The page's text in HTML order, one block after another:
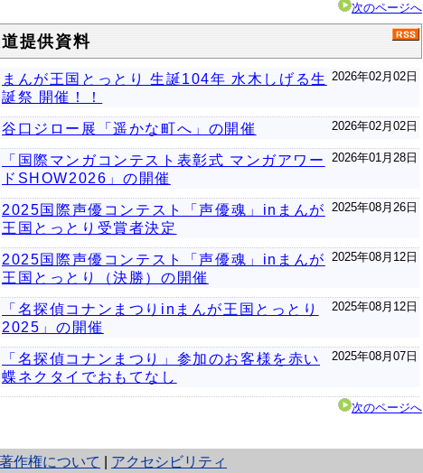
次のページへ
提供資料
2026年02月02日
まんが王国とっとり 生誕104年 水木しげる生
誕祭 開催！！
2026年02月02日
谷口ジロー展「遥かな町へ」の開催
2026年01月28日
「国際マンガコンテスト表彰式 マンガアワー
ドSHOW2026」の開催
2025年08月26日
2025国際声優コンテスト「声優魂」inまんが
王国とっとり受賞者決定
2025年08月12日
2025国際声優コンテスト「声優魂」inまんが
王国とっとり（決勝）の開催
2025年08月12日
「名探偵コナンまつりinまんが王国とっとり
2025」の開催
2025年08月07日
「名探偵コナンまつり」参加のお客様を赤い
蝶ネクタイでおもてなし
次のページへ
著作権について アクセシビリティ